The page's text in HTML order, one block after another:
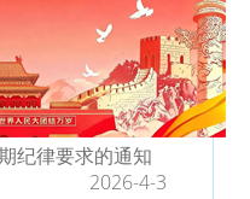
2025-12-25
进教育数字化的意
2025-5-7
纪律要求的通知
2026-4-3